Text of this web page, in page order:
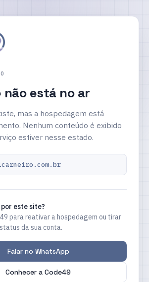
não está no ar
mas a hospedagem está
Nenhum conteúdo é exibido
estiver nesse estado.
por este site?
para reativar a hospedagem ou tirar
da sua conta.
Falar no WhatsApp
Conhecer a Code49